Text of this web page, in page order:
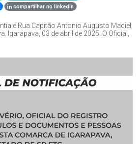
compartilhar no linkedin
é Rua Capitão Antonio Augusto Maciel,
Igarapava, 03 de abril de 2025. O Oficial,